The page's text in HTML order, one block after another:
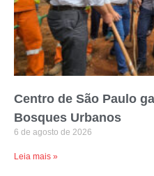
Centro de São Paulo
Bosques Urbanos
6 de agosto de 2026
Leia mais »